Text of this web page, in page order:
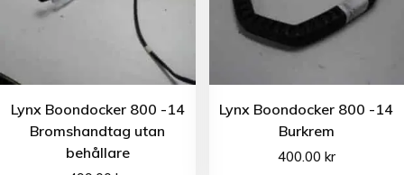
Lynx Boondocker 800 -14
Bromshandtag utan
behållare
Lynx Boondocker 800 -14
Burkrem
400.00 kr